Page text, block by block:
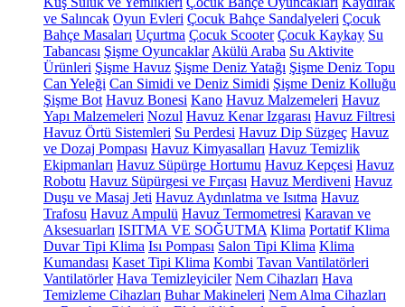
ve Salıncak Oyun Evleri Çocuk Bahçe Sandalyeleri Çocuk
Bahçe Masaları Uçurtma Çocuk Scooter Çocuk Kaykay Su
Tabancası Şişme Oyuncaklar Akülü Araba Su Aktivite
Ürünleri Şişme Havuz Şişme Deniz Yatağı Şişme Deniz Topu
Can Yeleği Can Simidi ve Deniz Simidi Şişme Deniz Kolluğu
Şişme Bot Havuz Bonesi Kano Havuz Malzemeleri Havuz
Yapı Malzemeleri Nozul Havuz Kenar Izgarası Havuz Filtresi
Havuz Örtü Sistemleri Su Perdesi Havuz Dip Süzgeç Havuz
ve Dozaj Pompası Havuz Kimyasalları Havuz Temizlik
Ekipmanları Havuz Süpürge Hortumu Havuz Kepçesi Havuz
Robotu Havuz Süpürgesi ve Fırçası Havuz Merdiveni Havuz
Duşu ve Masaj Jeti Havuz Aydınlatma ve Isıtma Havuz
Trafosu Havuz Ampulü Havuz Termometresi Karavan ve
Aksesuarları ISITMA VE SOĞUTMA Klima Portatif Klima
Duvar Tipi Klima Isı Pompası Salon Tipi Klima Klima
Kumandası Kaset Tipi Klima Kombi Tavan Vantilatörleri
Vantilatörler Hava Temizleyiciler Nem Cihazları Hava
Temizleme Cihazları Buhar Makineleri Nem Alma Cihazları